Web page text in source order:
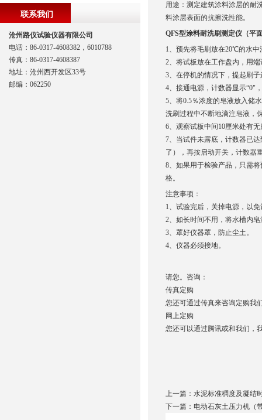
用途：测定建筑涂料涂层的耐
料涂层表面的抗擦洗性能。
QFS型涂料耐洗刷测定仪（平
1、预先将毛刷放在20℃的水中
2、将试板放在工作盘内，用
3、在停机的情况下，提起刷
4、接通电源，计数器显示“0"
5、将0.5％浓度的皂液放入储
洗刷过程中不断地滴注皂液，
6、观察试板中间10厘米处有
7、当试件未露底，计数器已
了），再按启动开关，计数器
8、如果用于检验产品，只需
格。
注意事项：
1、试验完后，关掉电源，以
2、如长时间不用，将水槽内
3、罩好仪器罩，防止尘土。
4、仪器必须接地。
请您。咨询：
传真定购
您还可通过传真来咨询定购我
网上定购
您还可以通过腾讯或和我们，
上一篇： 水泥标准稠度及凝结
下一篇： 电动石灰土压力机（
联系我们
沧州路仪试验仪器有限公司
电话：86-0317-4608382，6010788
传真：86-0317-4608387
地址：沧州西开发区33号
邮编：062250